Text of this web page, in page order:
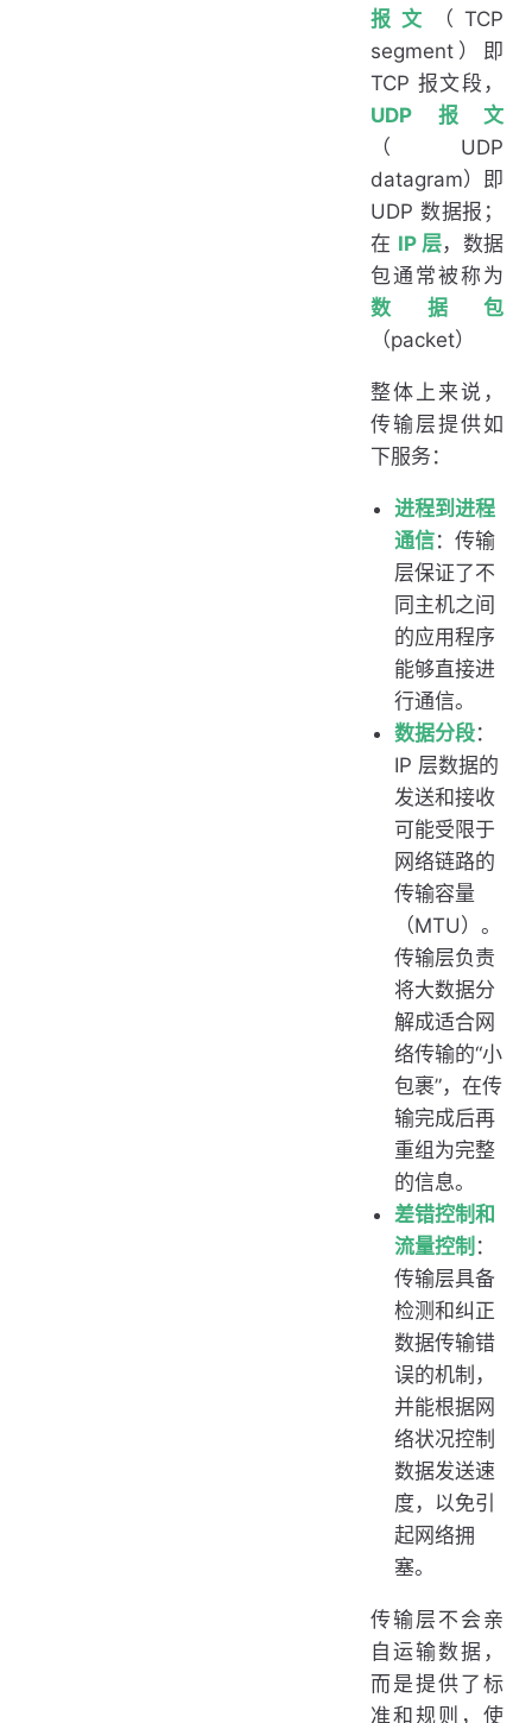
报文
（TCP
segment）即
TCP 报文段，
UDP报文
（UDP
datagram）即
UDP 数据报；
在 IP 层，数据
包通常被称为
数据包
（packet）
整体上来说，
传输层提供如
下服务：
进程到进程
通信：传输
层保证了不
同主机之间
的应用程序
能够直接进
行通信。
数据分段：
IP 层数据的
发送和接收
可能受限于
网络链路的
传输容量
（MTU）。
传输层负责
将大数据分
解成适合网
络传输的“小
包裹”，在传
输完成后再
重组为完整
的信息。
差错控制和
流量控制 ：
传输层具备
检测和纠正
数据传输错
误的机制，
并能根据网
络状况控制
数据发送速
度，以免引
起网络拥
塞。
传输层不会亲
自运输数据，
而是提供了标
准和规则，使